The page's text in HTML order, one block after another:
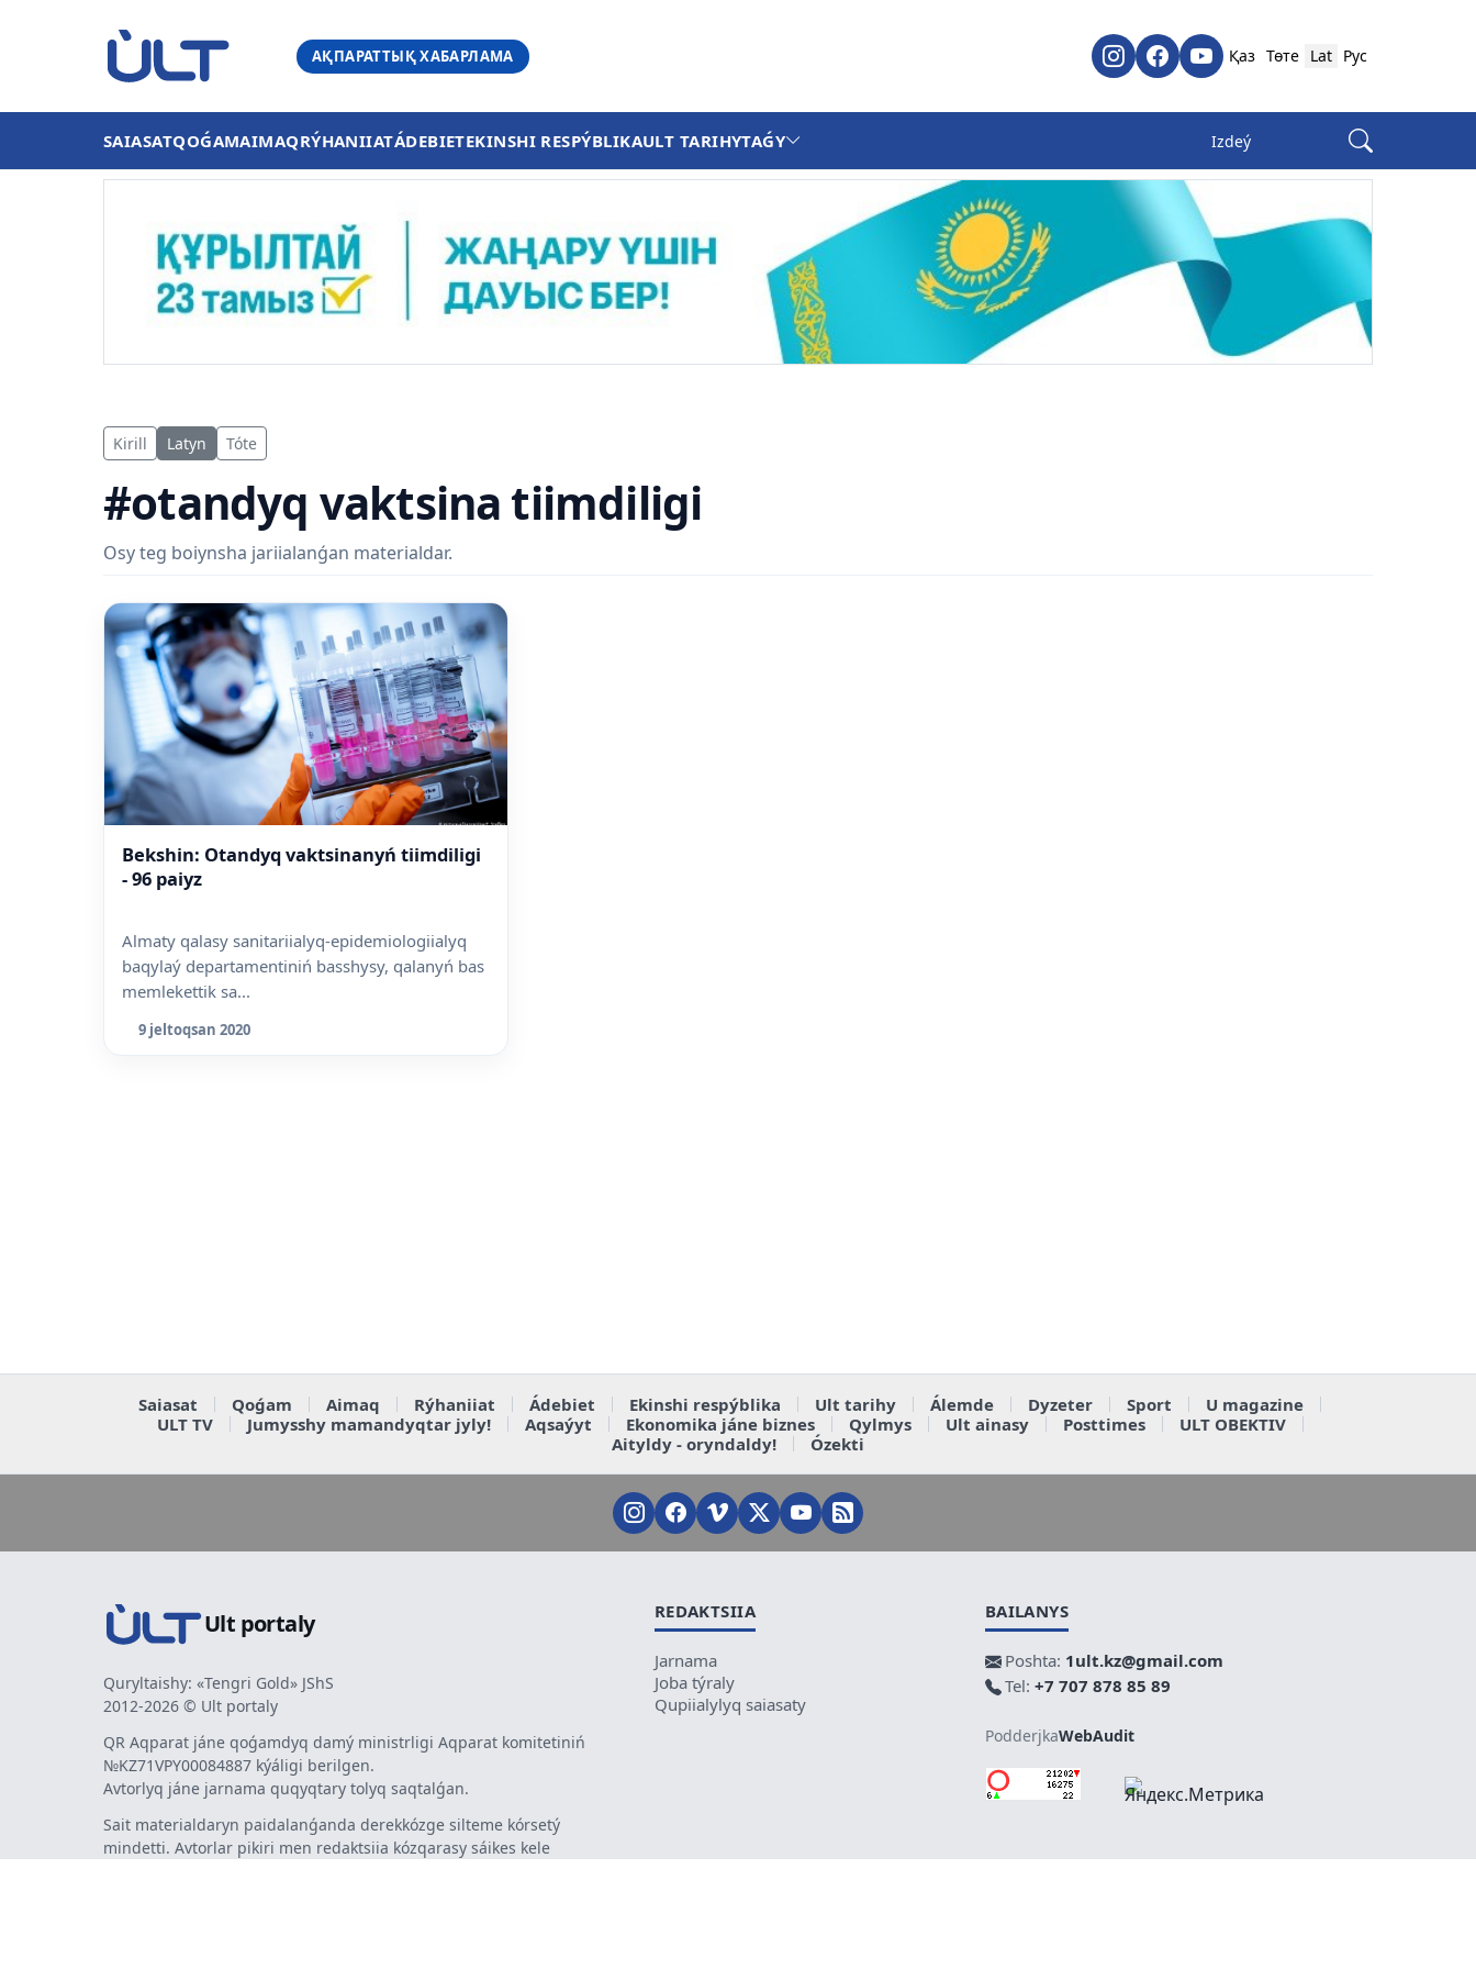
АҚПАРАТТЫҚ ХАБАРЛАМА Қаз Төте Lat Рус
SAIASATQOǴAMAIMAQRÝHANIIATÁDEBIETEKINSHI RESPÝBLIKAULT TARIHYTAǴY
Kirill Latyn Tóte
#otandyq vaktsina tiimdiligi
Osy teg boiynsha jariialanǵan materialdar.
Bekshin: Otandyq vaktsinanyń tiimdiligi
- 96 paiyz
Almaty qalasy sanitariialyq-epidemiologiialyq
baqylaý departamentiniń basshysy, qalanyń bas
memlekettik sa...
9 jeltoqsan 2020
Saiasat Qoǵam Aimaq Rýhaniiat Ádebiet Ekinshi respýblika Ult tarihy Álemde Dyzeter Sport
U magazine
ULT TV
Jumysshy mamandyqtar jyly! Aqsaýyt Ekonomika jáne biznes Qylmys Ult ainasy Posttimes
ULT OBEKTIV
Aityldy - oryndaldy!
Ózekti
Ult portaly
Quryltaishy: «Tengri Gold» JShS
2012-2026 © Ult portaly
QR Aqparat jáne qoǵamdyq damý ministrligi Aqparat komitetiniń
№KZ71VPY00084887 kýáligi berilgen.
Avtorlyq jáne jarnama quqyqtary tolyq saqtalǵan.
Sait materialdaryn paidalanǵanda derekkózge silteme kórsetý
mindetti. Avtorlar pikiri men redaktsiia kózqarasy sáikes kele
REDAKTSIIA
Jarnama
Joba týraly
Qupiialylyq saiasaty
BAILANYS
Poshta: 1ult.kz@gmail.com
Tel: +7 707 878 85 89
PodderjkaWebAudit